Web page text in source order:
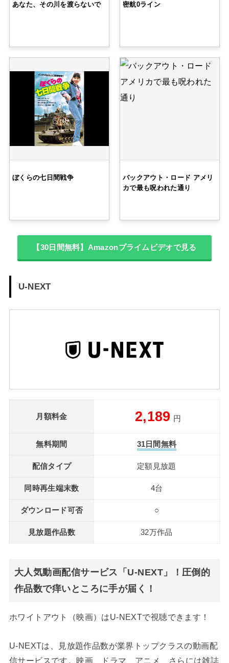
あなた、その川を渡らないで 密航0ライン
ぼくらの七日間戦争
バックアウト・ロード アメリ
カで最も呪われた通り
【30日間無料】Amazonプライムビデオで見る
U-NEXT
月額料金 2,189 円
無料期間 31日間無料
配信タイプ 定額見放題
同時再生端末数 4台
ダウンロード可否 ○
見放題作品数 32万作品
大人気動画配信サービス「U-NEXT」！圧倒的
作品数で痒いところに手が届く！
ホワイトアウト（映画）はU-NEXTで視聴できます！
U-NEXTは、見放題作品数が業界トップクラスの動画配
信サービスです。映画、ドラマ、アニメ、さらには雑誌